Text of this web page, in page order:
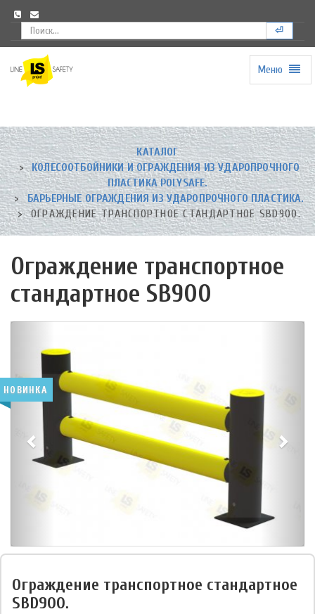
⏎
to
homepage
Меню
КАТАЛОГ
КОЛЕСООТБОЙНИКИ И ОГРАЖДЕНИЯ ИЗ УДАРОПРОЧНОГО
ПЛАСТИКА POLYSAFE.
БАРЬЕРНЫЕ ОГРАЖДЕНИЯ ИЗ УДАРОПРОЧНОГО ПЛАСТИКА.
ОГРАЖДЕНИЕ ТРАНСПОРТНОЕ СТАНДАРТНОЕ SBD900.
Ограждение транспортное
стандартное SB900
НОВИНКА
Ограждение транспортное стандартное
SBD900.